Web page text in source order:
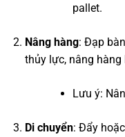
pallet.
Nâng hàng: Đạp
thủy lực, nâng
Lưu ý:
Di chuyển: Đẩy